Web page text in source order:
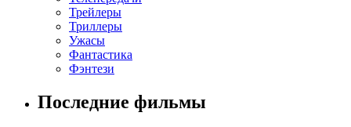
Трейлеры
Триллеры
Ужасы
Фантастика
Фэнтези
Последние фильмы